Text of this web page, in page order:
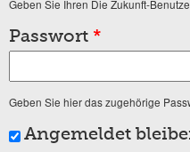
Geben Sie Ihren Die Zukunft-
Passwort *
Geben Sie hier das zugehörige
Angemeldet